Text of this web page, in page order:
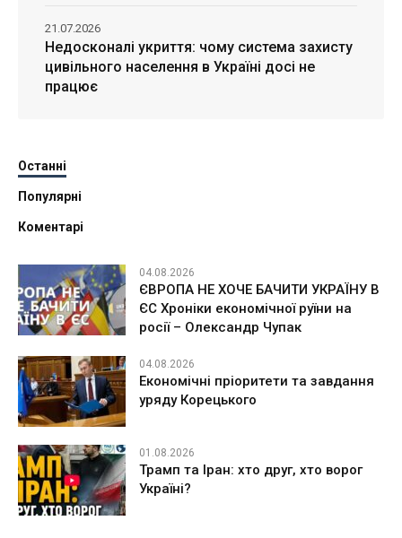
Недосконалі укриття: чому система захисту
цивільного населення в Україні досі не
працює
21.07.2026
Останні
Популярні
Коментарі
04.08.2026
ЄВРОПА НЕ ХОЧЕ БАЧИТИ УКРАЇНУ В
ЄС Хроніки економічної руїни на
росії – Олександр Чупак
04.08.2026
Економічні пріоритети та завдання
уряду Корецького
01.08.2026
Трамп та Іран: хто друг, хто ворог
Україні?